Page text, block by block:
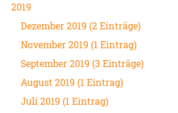
2019
Dezember 2019 (2 Einträge)
November 2019 (1 Eintrag)
September 2019 (3 Einträge)
August 2019 (1 Eintrag)
Juli 2019 (1 Eintrag)